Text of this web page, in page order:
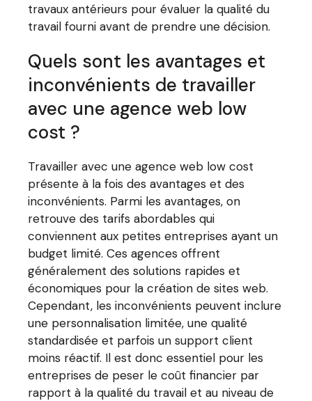
travaux antérieurs pour évaluer la qualité du
travail fourni avant de prendre une décision.
Quels sont les avantages et
inconvénients de travailler
avec une agence web low
cost ?
Travailler avec une agence web low cost
présente à la fois des avantages et des
inconvénients. Parmi les avantages, on
retrouve des tarifs abordables qui
conviennent aux petites entreprises ayant un
budget limité. Ces agences offrent
généralement des solutions rapides et
économiques pour la création de sites web.
Cependant, les inconvénients peuvent inclure
une personnalisation limitée, une qualité
standardisée et parfois un support client
moins réactif. Il est donc essentiel pour les
entreprises de peser le coût financier par
rapport à la qualité du travail et au niveau de